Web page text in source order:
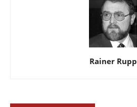
Rainer Rupp